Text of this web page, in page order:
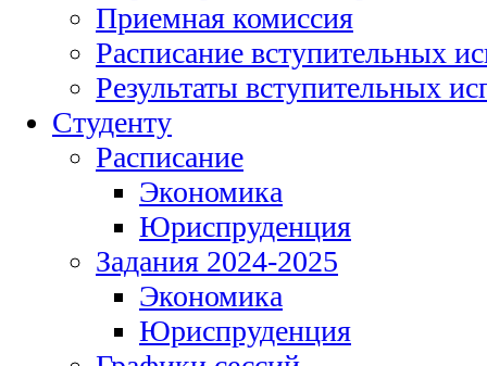
Приемная комиссия
Расписание вступительных
Результаты вступительных
Студенту
Расписание
Экономика
Юриспруденция
Задания 2024-2025
Экономика
Юриспруденция